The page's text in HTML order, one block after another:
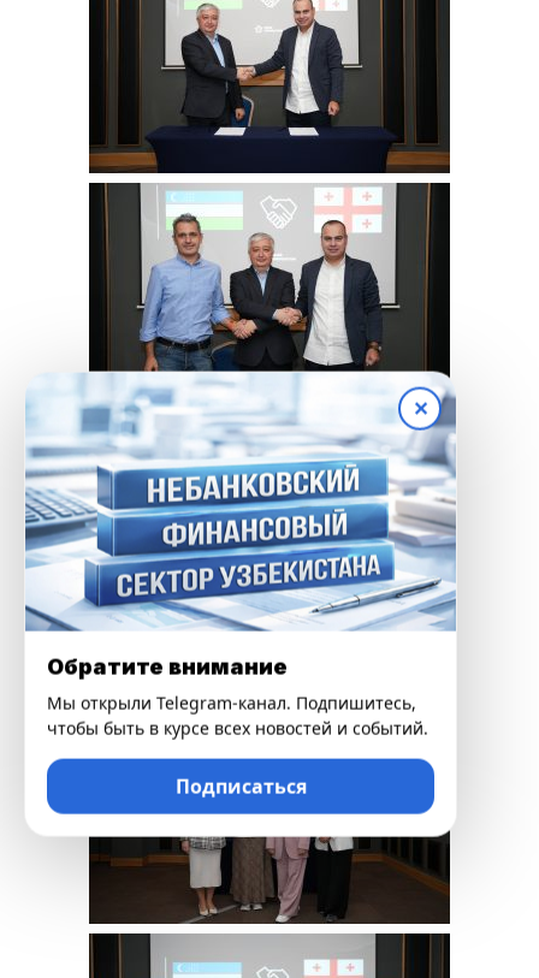
✕
Обратите внимание
Мы открыли Telegram-канал. Подпишитесь,
чтобы быть в курсе всех новостей и событий.
Подписаться